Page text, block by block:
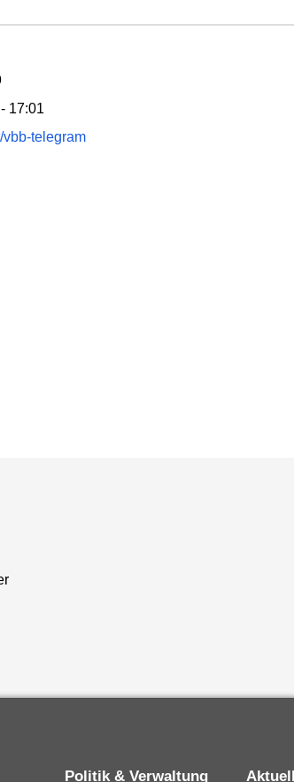
17:01
vbb-telegram
Politik & Verwaltung